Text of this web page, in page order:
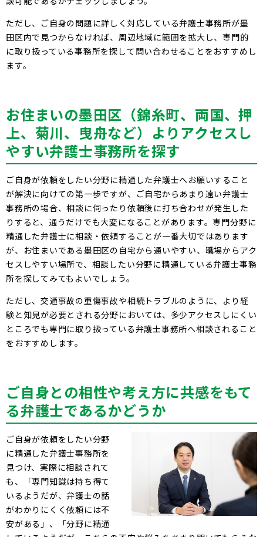
ただし、ご自身の問題に詳しく対応している弁護士事務所が墨
田区内で見つからなければ、周辺地域に範囲を拡大し、専門的
に取り扱っている事務所を探して問い合わせることをおすすめし
ます。
お住まいの墨田区（錦糸町、両国、押
上、菊川、曳舟など）よりアクセスし
やすい弁護士事務所を探す
ご自身が依頼をしたい分野に精通した弁護士へお願いすること
が解決に向けての第一歩ですが、ご自宅からあまり遠い弁護士
事務所の場合、相談に伺ったり依頼後に打ち合わせが発生した
りすると、通うだけでも大変になることがあります。専門分野に
精通した弁護士に相談・依頼することが一番大切ではあります
が、お住まいである墨田区の自宅から通いやすい、職場からアク
セスしやすい場所で、相談したい分野に精通している弁護士事務
所を探してみてもよいでしょう。
ただし、交通事故の重傷事故や相続トラブルのように、より経
験と知見が必要とされる分野においては、多少アクセスしにくい
ところでも専門に取り扱っている弁護士事務所へ相談されること
をおすすめします。
ご自身との相性や考え方に共感をもて
る弁護士であるかどうか
ご自身が依頼をしたい分野
に精通した弁護士事務所を
見つけ、実際に相談されて
も、「専門知識は持ち得て
いるようだが、弁護士の話
がわかりにくく依頼には不
安がある」、「分野に精通